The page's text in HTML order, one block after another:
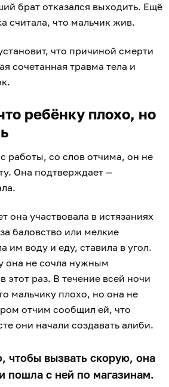
брат отказался выходить. Ещё
считала, что мальчик жив.
что причиной смерти
сочетанная травма тела и
ребёнку плохо, но
работы, со слов отчима, он не
Она подтверждает —
она участвовала в истязаниях
баловство или мелкие
им воду и еду, ставила в угол.
она не сочла нужным
этот раз. В течение всей ночи
мальчику плохо, но она не
отчим сообщил ей, что
они начали создавать алиби.
чтобы вызвать скорую, она
пошла с ней по магазинам.